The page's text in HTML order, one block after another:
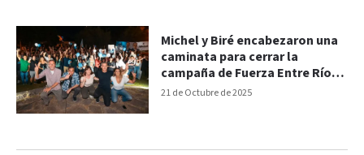
21 de Octubre de 2025
Michel y Biré encabezaron una
caminata para cerrar la
campaña de Fuerza Entre Ríos
en Gualeguaychú